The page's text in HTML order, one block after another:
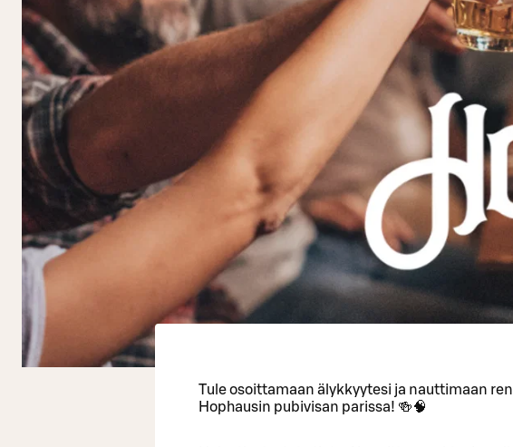
Tule osoittamaan älykkyytesi ja nauttimaan
Hophausin pubivisan parissa! 🍻🧠